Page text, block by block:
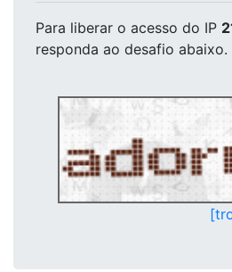
Para liberar o acesso do IP
responda ao desafio abaixo.